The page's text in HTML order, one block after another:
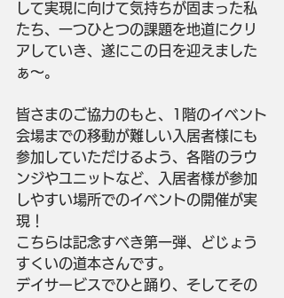
して実現に向けて気持ちが固まった私
たち、一つひとつの課題を地道にクリ
アしていき、遂にこの日を迎えました
ぁ～。
皆さまのご協力のもと、1階のイベント
会場までの移動が難しい入居者様にも
参加していただけるよう、各階のラウ
ンジやユニットなど、入居者様が参加
しやすい場所でのイベントの開催が実
現！
こちらは記念すべき第一弾、どじょう
すくいの道本さんです。
デイサービスでひと踊り、そしてその